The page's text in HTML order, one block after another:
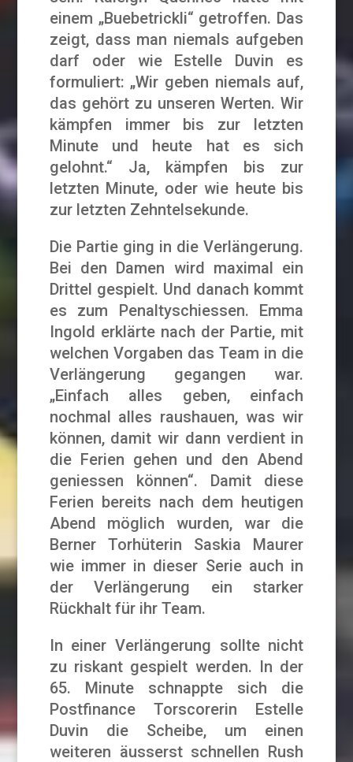
einem „Buebetrickli“ getroffen. Das
zeigt, dass man niemals aufgeben
darf oder wie Estelle Duvin es
formuliert: „Wir geben niemals auf,
das gehört zu unseren Werten. Wir
kämpfen immer bis zur letzten
Minute und heute hat es sich
gelohnt.“ Ja, kämpfen bis zur
letzten Minute, oder wie heute bis
zur letzten Zehntelsekunde.
Die Partie ging in die Verlängerung.
Bei den Damen wird maximal ein
Drittel gespielt. Und danach kommt
es zum Penaltyschiessen. Emma
Ingold erklärte nach der Partie, mit
welchen Vorgaben das Team in die
Verlängerung gegangen war.
„Einfach alles geben, einfach
nochmal alles raushauen, was wir
können, damit wir dann verdient in
die Ferien gehen und den Abend
geniessen können“. Damit diese
Ferien bereits nach dem heutigen
Abend möglich wurden, war die
Berner Torhüterin Saskia Maurer
wie immer in dieser Serie auch in
der Verlängerung ein starker
Rückhalt für ihr Team.
In einer Verlängerung sollte nicht
zu riskant gespielt werden. In der
65. Minute schnappte sich die
Postfinance Torscorerin Estelle
Duvin die Scheibe, um einen
weiteren äusserst schnellen Rush